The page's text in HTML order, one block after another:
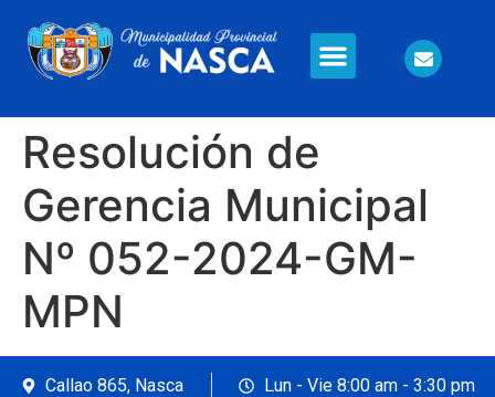
Resolución de
Gerencia Municipal
Nº 052-2024-GM-
MPN
Callao 865, Nasca Lun - Vie 8:00 am - 3:30 pm